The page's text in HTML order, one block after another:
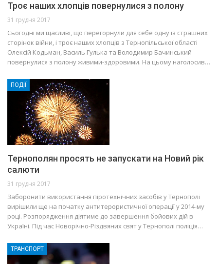
Троє наших хлопців повернулися з полону
31 грудня 2017
Сьогодні ми щасливі, що перегорнули для себе одну із страшних
сторінок війни, і троє наших хлопців з Тернопільської області
Олексій Кодьман, Василь Гулька та Володимир Бачинський
повернулися з полону живими-здоровими. На цьому наголосив…
ПОДІЇ
Тернополян просять не запускати на Новий рік
салюти
31 грудня 2017
Заборонити використання піротехнічних засобів у Тернополі
вирішили ще на початку антитерористичної операції у 2014-му
році. Розпорядження діятиме до завершення бойових дій в
Україні. Під час Новорічно-Різдвяних свят у Тернополі поліція…
ТРАНСПОРТ